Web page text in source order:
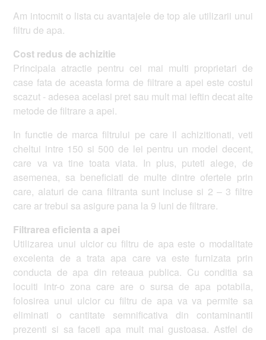
Am intocmit o lista cu avantajele de top ale utilizarii unui
filtru de apa.
Cost redus de achizitie
Principala atractie pentru cei mai multi proprietari de
case fata de aceasta forma de filtrare a apei este costul
scazut - adesea acelasi pret sau mult mai ieftin decat alte
metode de filtrare a apei.
In functie de marca filtrului pe care il achizitionati, veti
cheltui intre 150 si 500 de lei pentru un model decent,
care va va tine toata viata. In plus, puteti alege, de
asemenea, sa beneficiati de multe dintre ofertele prin
care, alaturi de cana filtranta sunt incluse si 2 – 3 filtre
care ar trebui sa asigure pana la 9 luni de filtrare.
Filtrarea eficienta a apei
Utilizarea unui ulcior cu filtru de apa este o modalitate
excelenta de a trata apa care va este furnizata prin
conducta de apa din reteaua publica. Cu conditia sa
locuiti intr-o zona care are o sursa de apa potabila,
folosirea unui ulcior cu filtru de apa va va permite sa
eliminati o cantitate semnificativa din contaminantii
prezenti si sa faceti apa mult mai gustoasa. Astfel de